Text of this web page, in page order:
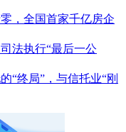
，全国首家千亿房企
法执行“最后一公
“终局”，与信托业“刚